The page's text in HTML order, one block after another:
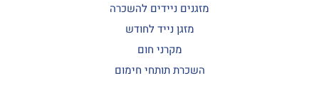
מזגנים ניידים להשכרה
מזגן נייד לחודש
מקרני חום
השכרת תותחי חימום